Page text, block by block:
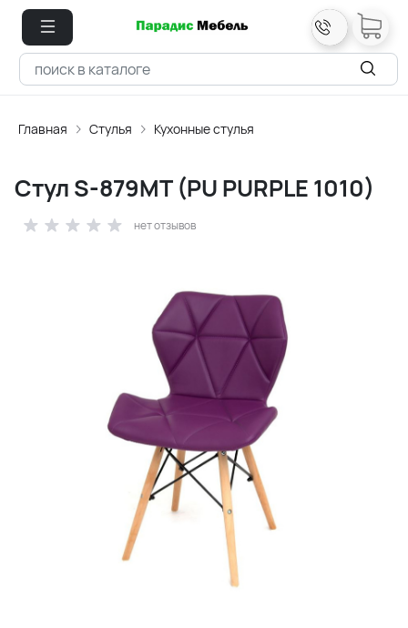
Главная Стулья Кухонные стулья
Стул S-879MT (PU PURPLE 1010)
нет отзывов